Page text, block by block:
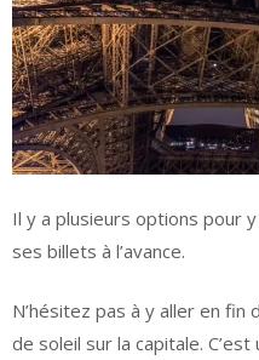
Il y a plusieurs options pour
ses billets à l’avance.
N’hésitez pas à y aller en
de soleil sur la capitale.